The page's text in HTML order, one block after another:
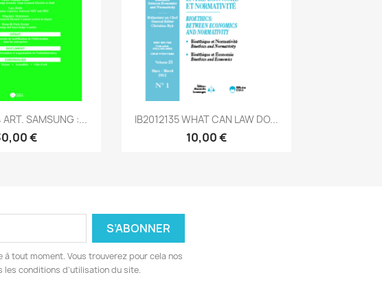
rapide
SAMSUNG :...
€
Aperçu rapide
IB2012135 WHAT CAN LAW DO...
10,00 €
à tout moment. Vous trouverez pour cela nos
les conditions d'utilisation du site.